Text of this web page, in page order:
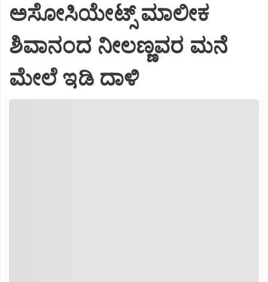
ಅಸೋಸಿಯೇಟ್ಸ್ ಮಾಲೀಕ
ಶಿವಾನಂದ ನೀಲಣ್ಣವರ ಮನೆ
ಮೇಲೆ ಇಡಿ‌ ದಾಳಿ